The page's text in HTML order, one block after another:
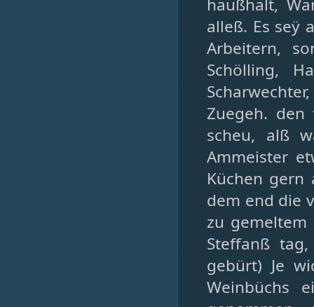
haußhalt,
alleß. Es seÿ
Arbeitern,
Schölling,
Zuegeh.
scheu, alß
Ammeister
Küchen gern
dem end die
zu gemeltem
Steffanß
gebürt) Je
Weinbüchs